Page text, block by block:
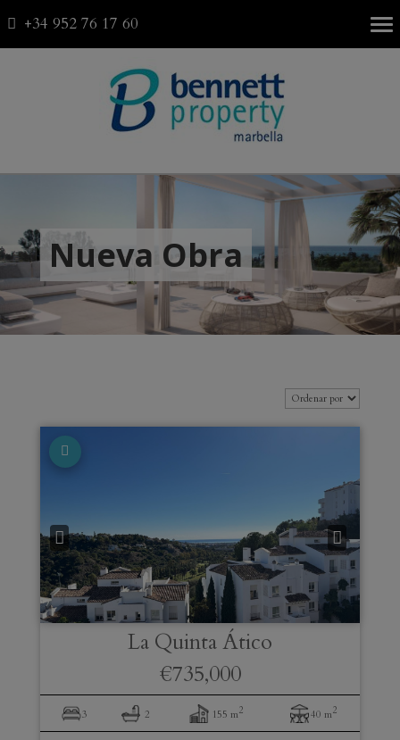
+34 952 76 17 60
Nueva Obra
La QuintaÁtico
€735,000
3 2 155 m2 40 m2